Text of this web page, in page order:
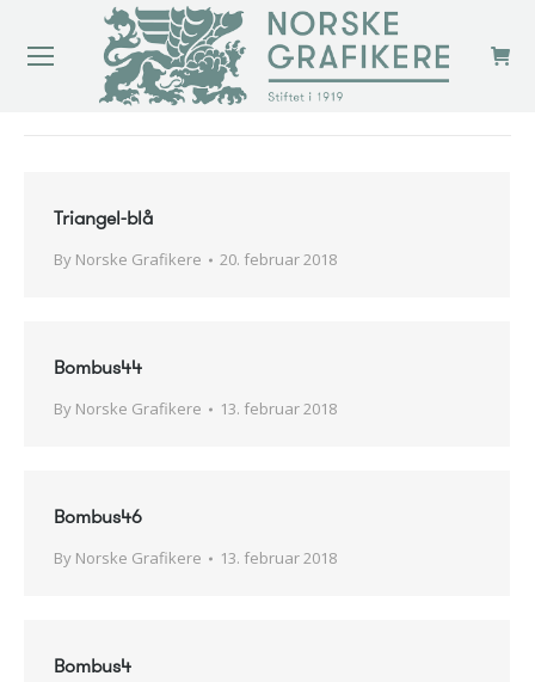
Triangel-blå
By Norske Grafikere 20. februar 2018
Bombus44
By Norske Grafikere 13. februar 2018
Bombus46
By Norske Grafikere 13. februar 2018
Bombus4